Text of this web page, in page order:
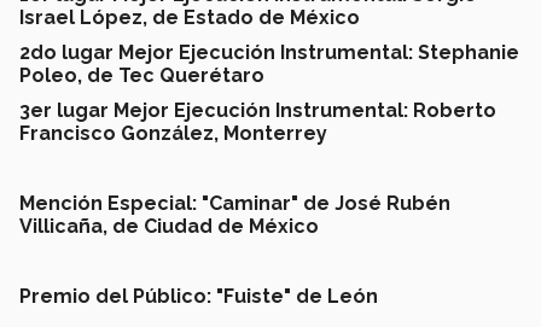
Israel López, de Estado de México
2do lugar Mejor Ejecución Instrumental: Stephanie
Poleo, de Tec Querétaro
3er lugar Mejor Ejecución Instrumental: Roberto
Francisco González, Monterrey
Mención Especial: "Caminar" de José Rubén
Villicaña, de Ciudad de México
Premio del Público: "Fuiste" de León